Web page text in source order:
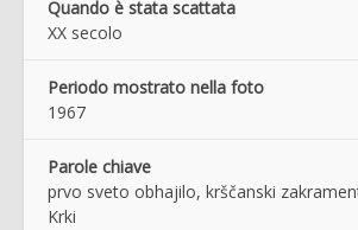
Quando è stata scattata
XX secolo
Periodo mostrato nella foto
1967
Parole chiave
prvo sveto obhajilo, krščanski
Krki